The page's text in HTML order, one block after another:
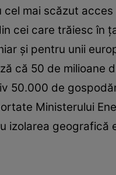
cel mai scăzut
cei care trăiesc în
şi pentru unii
că 50 de
50.000 de
Ministerului
izolarea